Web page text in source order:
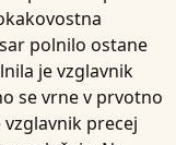
polnilo ostane
jevzglavnik
se vrne v prvotno
vzglavnik precej